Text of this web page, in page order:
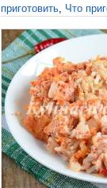
приготовить, Что